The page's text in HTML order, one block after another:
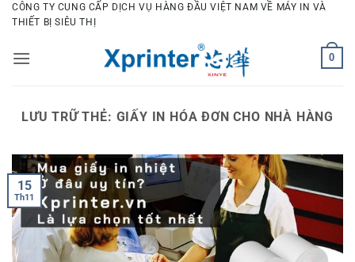
Bỏ
qua
dung
CÔNG TY CUNG CẤP DỊCH VỤ HÀNG ĐẦU VIỆT NAM VỀ MÁY IN VÀ
THIẾT BỊ SIÊU THỊ
0
LƯU TRỮ THẺ: GIẤY IN HÓA ĐƠN CHO NHÀ HÀNG
15
Th11